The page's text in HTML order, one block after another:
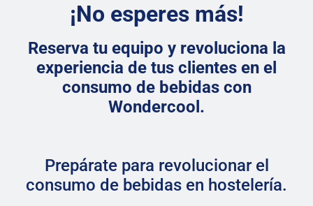
¡No esperes más!
Reserva tu equipo y revoluciona la
experiencia de tus clientes en el
consumo de bebidas con
Wondercool.
Prepárate para revolucionar el
consumo de bebidas en hostelería.